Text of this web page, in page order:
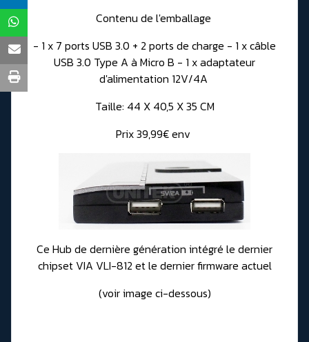
Contenu de l'emballage
- 1 x 7 ports USB 3.0 + 2 ports de charge - 1 x câble
USB 3.0 Type A à Micro B - 1 x adaptateur
d'alimentation 12V/4A
Taille: 44 X 40,5 X 35 CM
Prix 39,99€ env
Ce Hub de dernière génération intégré le dernier
chipset VIA VLI-812 et le dernier firmware actuel
(voir image ci-dessous)